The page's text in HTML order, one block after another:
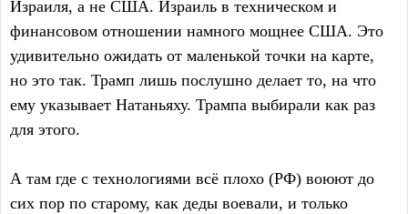
Израиля, а не США. Израиль в техническом и
финансовом отношении намного мощнее США. Это
удивительно ожидать от маленькой точки на карте,
но это так. Трамп лишь послушно делает то, на что
ему указывает Натаньяху. Трампа выбирали как раз
для этого.
А там где с технологиями всё плохо (РФ) воюют до
сих пор по старому, как деды воевали, и только